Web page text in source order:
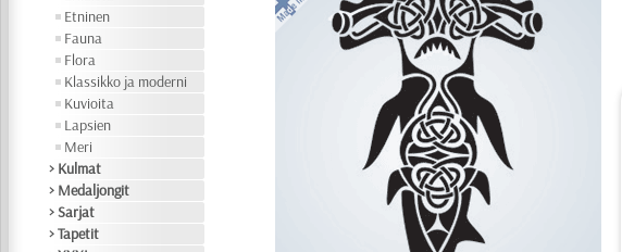
Etninen
Fauna
Flora
Klassikko ja moderni
Kuvioita
Lapsien
Meri
> Kulmat
> Medaljongit
> Sarjat
> Tapetit